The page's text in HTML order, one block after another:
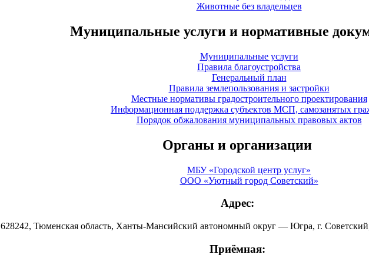
Животные без владельцев
Муниципальные услуги и нормативные
Муниципальные услуги
Правила благоустройства
Генеральный план
Правила землепользования и застройки
Местные нормативы градостроительного проектирования
Информационная поддержка субъектов МСП, самозанятых
Порядок обжалования муниципальных правовых актов
Органы и организации
МБУ «Городской центр услуг»
ООО «Уютный город Советский»
Адрес:
628242, Тюменская область, Ханты-Мансийский автономный округ — Югра, г.
Приёмная: